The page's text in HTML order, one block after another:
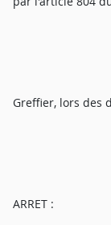
Greffier, lors des
ARRET :